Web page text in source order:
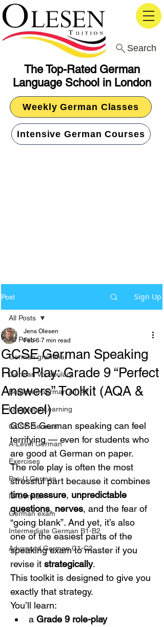
The Top-Rated German
Language School in London
Search
Weekly German Classes
Intensive German Courses
Post Sign Up
All Posts
German grammar
German Vocabulary
Beginner German A1-A2
Language Learning
GCSE German
A-Level German
Exercises
Pre-U German
IB German
German exam
Intermediate German B1-B2
Advanced German C1-C2
All Posts
GCSE German Speaking
Role Play: Grade 9 “Perfect
Answers” Toolkit (AQA &
Edexcel)
Jens Olesen
Feb 6 7 min read
GCSE German speaking can feel
terrifying — even for students who
are good at German on paper.
The role play is often the most
stressful part because it combines
time pressure, unpredictable
questions, nerves, and the fear of
“going blank”. And yet, it’s also
one of the easiest parts of the
speaking exam to master if you
revise it strategically.
This toolkit is designed to give you
exactly that strategy.
You’ll learn:
a Grade 9 role-play